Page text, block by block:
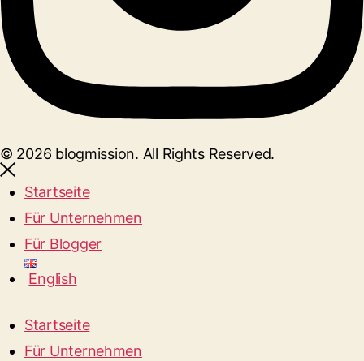
© 2026 blogmission. All Rights Reserved.
Startseite
Für Unternehmen
Für Blogger
English
Startseite
Für Unternehmen